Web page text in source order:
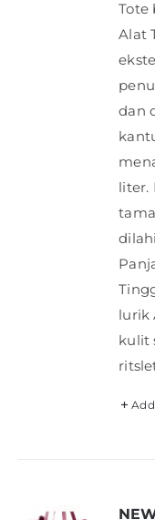
Tote
Alat
dan
liter.
lurik
kulit